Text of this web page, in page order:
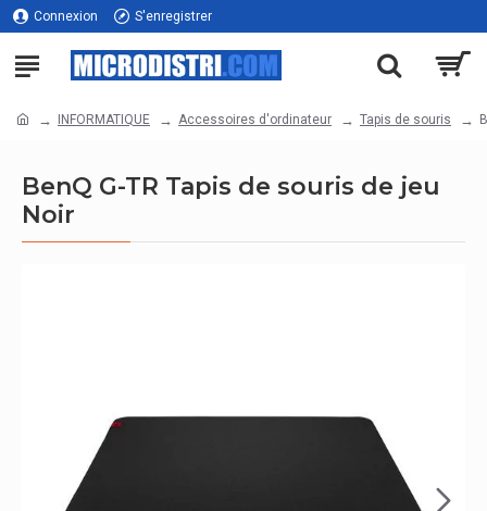
Connexion S'enregistrer
INFORMATIQUE Accessoires d'ordinateur Tapis de souris
BenQ G-TR Tapis de souris de jeu
Noir